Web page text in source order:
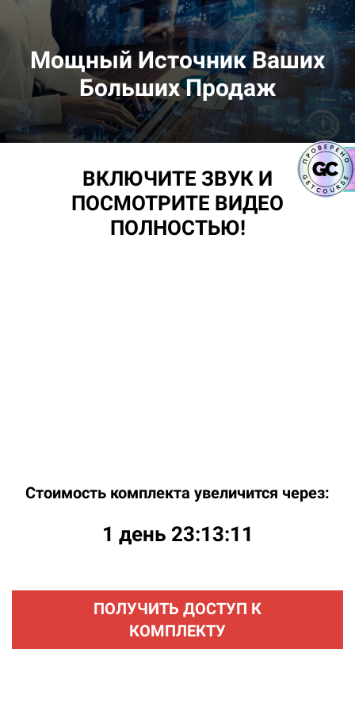
Мощный Источник Ваших
Больших Продаж
ВКЛЮЧИТЕ ЗВУК И
ПОСМОТРИТЕ ВИДЕО
ПОЛНОСТЬЮ!
Стоимость комплекта увеличится через:
1 день 23:13:11
ПОЛУЧИТЬ ДОСТУП К
КОМПЛЕКТУ